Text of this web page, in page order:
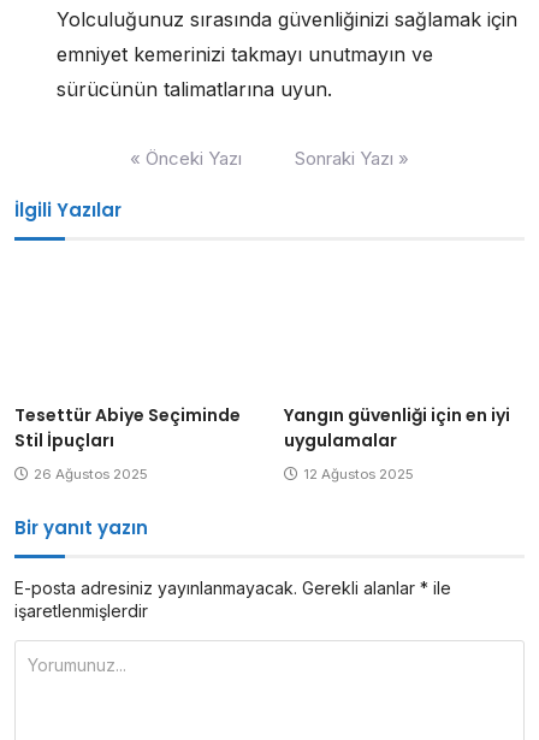
Yolculuğunuz sırasında güvenliğinizi sağlamak için
emniyet kemerinizi takmayı unutmayın ve
sürücünün talimatlarına uyun.
« Önceki Yazı Sonraki Yazı »
İlgili Yazılar
Tesettür Abiye Seçiminde
Stil İpuçları
26 Ağustos 2025
Yangın güvenliği için en iyi
uygulamalar
12 Ağustos 2025
Bir yanıt yazın
E-posta adresiniz yayınlanmayacak. Gerekli alanlar * ile
işaretlenmişlerdir